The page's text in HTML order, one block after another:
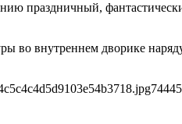
праздничный,
во внутреннем дворике
744